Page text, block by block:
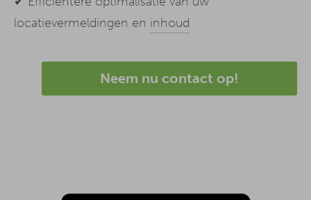
locatievermeldingen en inhoud
Neem nu contact op!